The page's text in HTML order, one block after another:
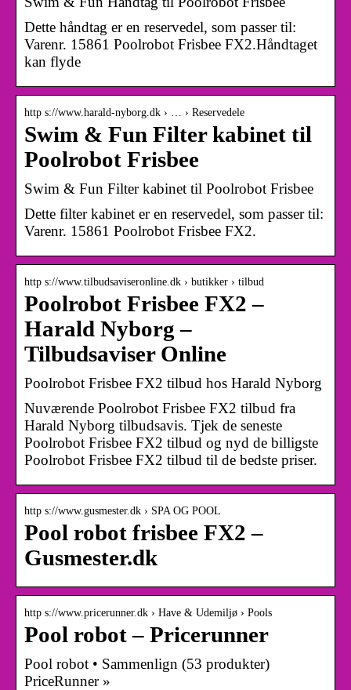
Dette håndtag er en reservedel, som passer til:
Varenr. 15861 Poolrobot Frisbee FX2.Håndtaget
kan flyde
http s://www.harald-nyborg.dk › … › Reservedele
Swim & Fun Filter kabinet til
Poolrobot Frisbee
Swim & Fun Filter kabinet til Poolrobot Frisbee
Dette filter kabinet er en reservedel, som passer til:
Varenr. 15861 Poolrobot Frisbee FX2.
http s://www.tilbudsaviseronline.dk › butikker › tilbud
Poolrobot Frisbee FX2 –
Harald Nyborg –
Tilbudsaviser Online
Poolrobot Frisbee FX2 tilbud hos Harald Nyborg
Nuværende Poolrobot Frisbee FX2 tilbud fra
Harald Nyborg tilbudsavis. Tjek de seneste
Poolrobot Frisbee FX2 tilbud og nyd de billigste
Poolrobot Frisbee FX2 tilbud til de bedste priser.
http s://www.gusmester.dk › SPA OG POOL
Pool robot frisbee FX2 –
Gusmester.dk
http s://www.pricerunner.dk › Have & Udemiljø › Pools
Pool robot – Pricerunner
Pool robot • Sammenlign (53 produkter)
PriceRunner »